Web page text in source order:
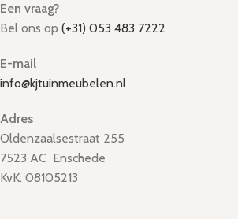
Een vraag?
Bel ons op (+31) 053 483 7222
E-mail
info@kjtuinmeubelen.nl
Adres
Oldenzaalsestraat 255
7523 AC Enschede
KvK: 08105213